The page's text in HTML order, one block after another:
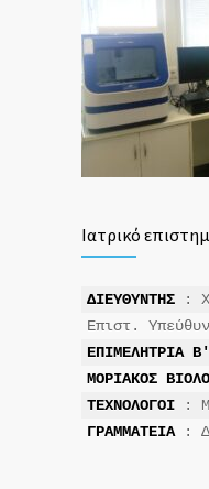
Ιατρικό
ΔΙΕΥΘΥΝΤΗΣ :
Επιστ.
ΕΠΙΜΕΛΗΤΡΙΑ B'
ΜΟΡΙΑΚΟΣ
ΤΕΧΝΟΛΟΓΟΙ
ΓΡΑΜΜΑΤΕΙΑ